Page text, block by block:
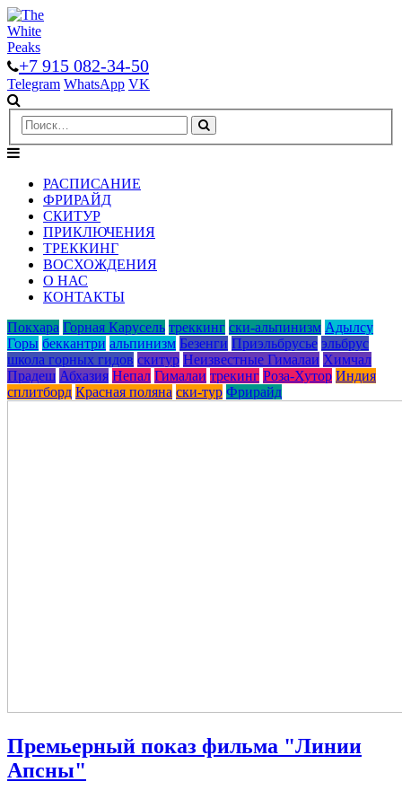
+7 915 082-34-50
Telegram WhatsApp VK
РАСПИСАНИЕ
ФРИРАЙД
СКИТУР
ПРИКЛЮЧЕНИЯ
ТРЕККИНГ
ВОСХОЖДЕНИЯ
О НАС
КОНТАКТЫ
Покхара Горная Карусель треккинг ски-альпинизм Адылcу
Горы беккантри альпинизм Безенги Приэльбрусье эльбрус
школа горных гидов скитур Неизвестные Гималаи Химчал
Прадеш Абхазия Непал Гималаи трекинг Роза-Хутор Индия
сплитборд Красная поляна ски-тур Фрирайд
Премьерный показ фильма "Линии
Апсны"